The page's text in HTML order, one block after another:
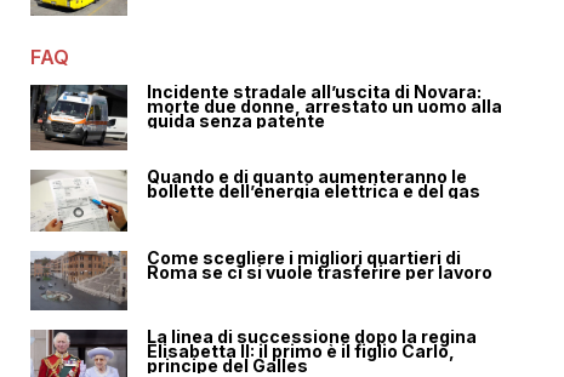
FAQ
Incidente stradale all’uscita di Novara:
morte due donne, arrestato un uomo alla
guida senza patente
Quando e di quanto aumenteranno le
bollette dell’energia elettrica e del gas
Come scegliere i migliori quartieri di
Roma se ci si vuole trasferire per lavoro
La linea di successione dopo la regina
Elisabetta II: il primo è il figlio Carlo,
principe del Galles